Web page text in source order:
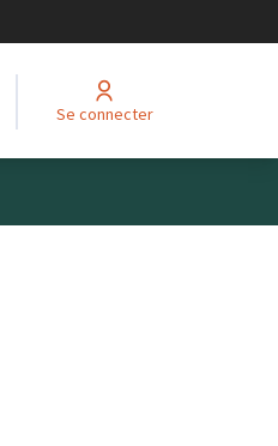
Se connecter